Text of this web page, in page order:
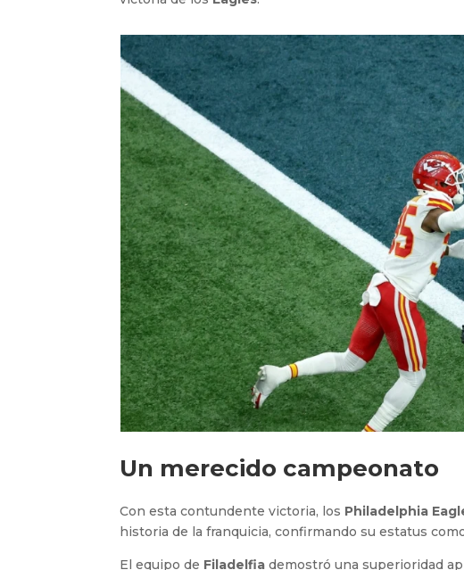
Un merecido campeonato
Con esta contundente victoria, los Philadelphia
historia de la franquicia, confirmando su estatus
El equipo de Filadelfia demostró una superioridad